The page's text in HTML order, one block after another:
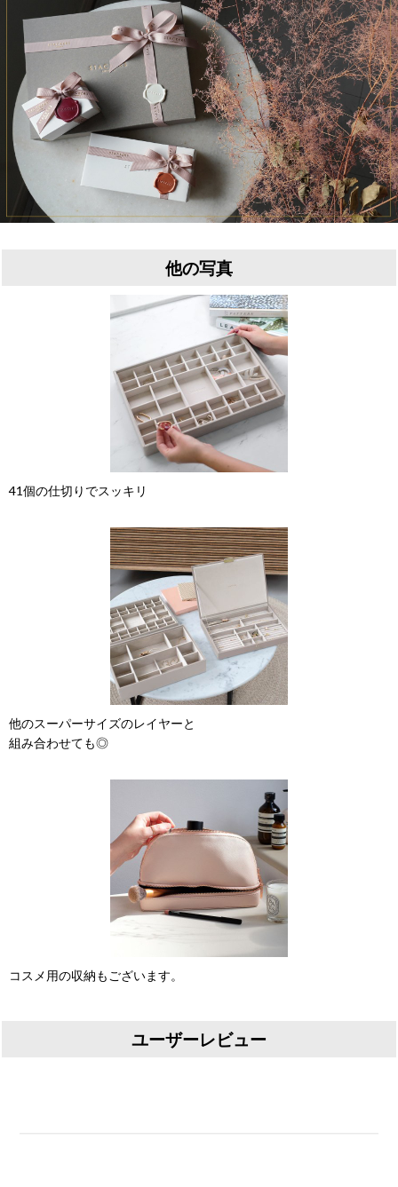
他の写真
41個の仕切りでスッキリ
他のスーパーサイズのレイヤーと
組み合わせても◎
コスメ用の収納もございます。
ユーザーレビュー